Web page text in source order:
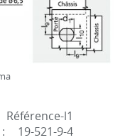
Référence-l1
19-521-9-4